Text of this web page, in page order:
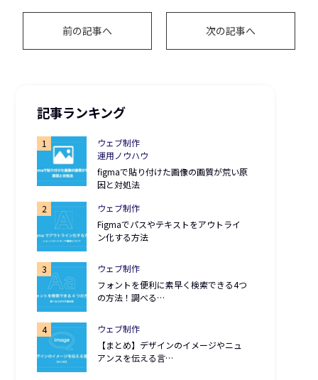
前の記事へ 次の記事へ
記事ランキング
ウェブ制作
運用ノウハウ
figmaで貼り付けた画像の画質が荒い原
因と対処法
ウェブ制作
Figmaでパスやテキストをアウトライ
ン化する方法
ウェブ制作
フォントを便利に素早く検索できる4つ
の方法！調べる…
ウェブ制作
【まとめ】デザインのイメージやニュ
アンスを伝える言…